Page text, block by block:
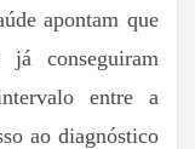
apontam que
já conseguiram
entre a
ao diagnóstico